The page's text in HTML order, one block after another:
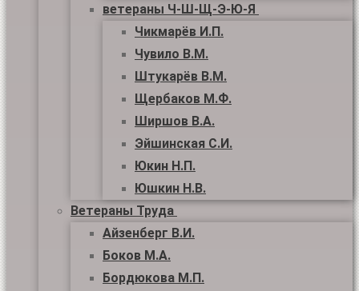
ветераны Ч-Ш-Щ-Э-Ю-Я
Чикмарёв И.П.
Чувило В.М.
Штукарёв В.М.
Щербаков М.Ф.
Ширшов В.А.
Эйшинская С.И.
Юкин Н.П.
Юшкин Н.В.
Ветераны Труда
Айзенберг В.И.
Боков М.А.
Бордюкова М.П.